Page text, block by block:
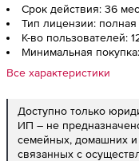
Срок действия: 36
Тип лицензии:
К-во пользователей:
Минимальная
Все характеристики
Доступно только
ИП – не
семейных, домашних
связанных с